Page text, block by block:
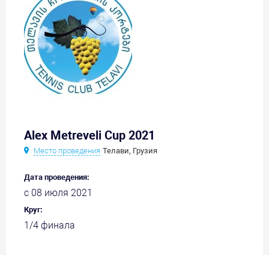
Alex Metreveli Cup 2021
Место проведения Телави, Грузия
Дата проведения:
с 08 июля 2021
Круг:
1/4 финала